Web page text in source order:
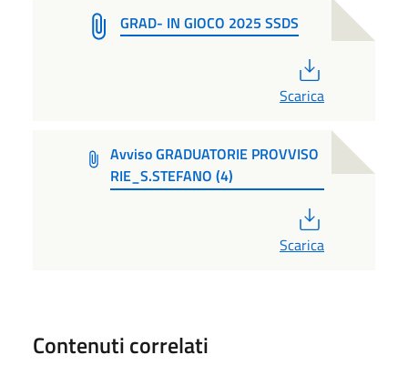
GRAD- IN GIOCO 2025 SSDS
Scarica
Avviso GRADUATORIE PROVVISO
RIE_S.STEFANO (4)
Scarica
Contenuti correlati